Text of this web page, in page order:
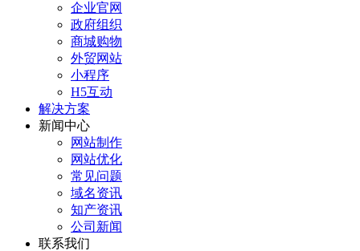
企业官网
政府组织
商城购物
外贸网站
小程序
H5互动
解决方案
新闻中心
网站制作
网站优化
常见问题
域名资讯
知产资讯
公司新闻
联系我们